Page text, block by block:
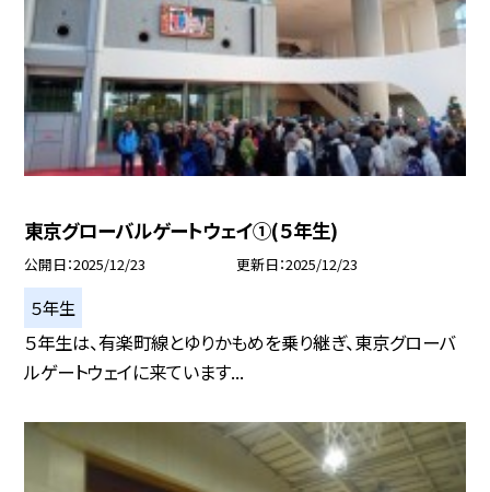
東京グローバルゲートウェイ①(５年生)
公開日 2025/12/23 更新日 2025/12/23
５年生
５年生は、有楽町線とゆりかもめを乗り継ぎ、東京グローバ
ルゲートウェイに来ています...